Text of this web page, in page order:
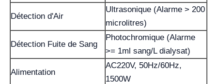
Détection d'Air
Ultrasonique (Alarme > 200
microlitres)
Détection Fuite de Sang
Photochromique (Alarme
>= 1ml sang/L dialysat)
Alimentation
AC220V, 50Hz/60Hz,
1500W